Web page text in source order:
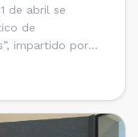
de abril se
de
impartido por
en Economía
Luisa Petitpas